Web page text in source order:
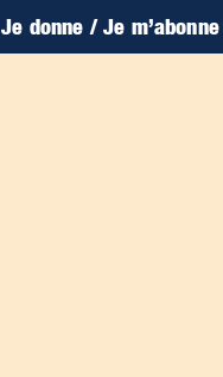
Je donne / Je m’abonne